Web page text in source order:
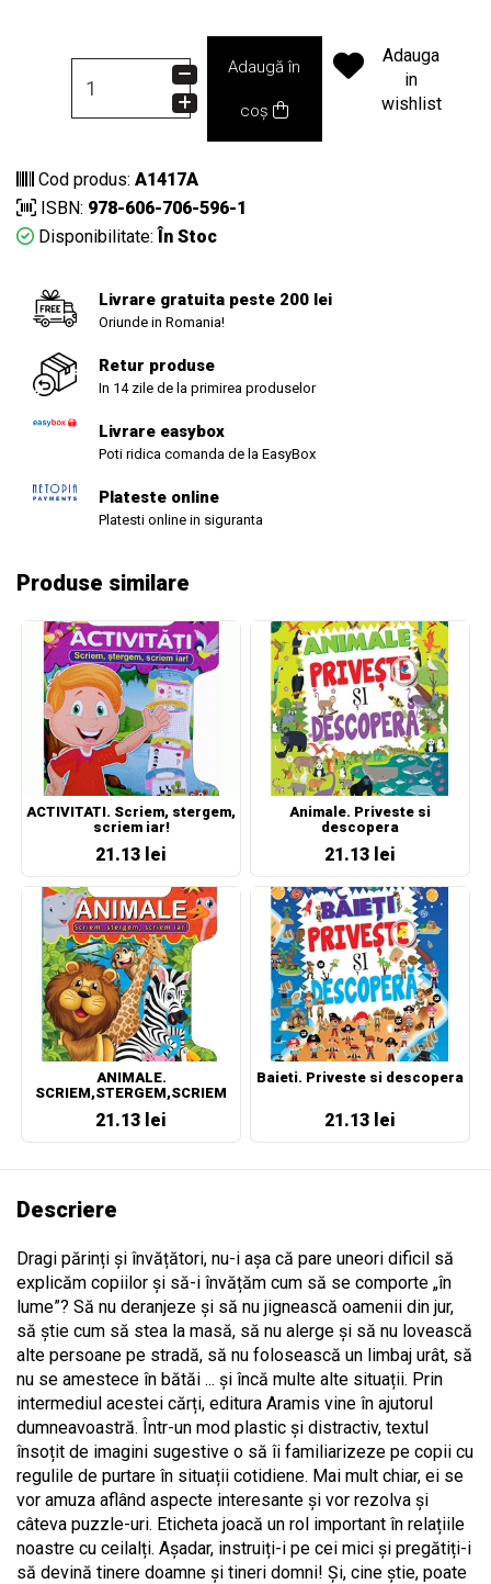
Adaugă în
coș
Adauga
in
wishlist
Cod produs: A1417A
ISBN: 978-606-706-596-1
Disponibilitate: În Stoc
Livrare gratuita peste 200 lei
Oriunde in Romania!
Retur produse
In 14 zile de la primirea produselor
Livrare easybox
Poti ridica comanda de la EasyBox
Plateste online
Platesti online in siguranta
Produse similare
ACTIVITATI. Scriem, stergem,
scriem iar!
21.13 lei
Animale. Priveste si
descopera
21.13 lei
ANIMALE.
SCRIEM,STERGEM,SCRIEM
21.13 lei
Baieti. Priveste si descopera
21.13 lei
Descriere
Dragi părinți și învățători, nu-i așa că pare uneori dificil să
explicăm copiilor și să-i învățăm cum să se comporte „în
lume”? Să nu deranjeze și să nu jignească oamenii din jur,
să știe cum să stea la masă, să nu alerge și să nu lovească
alte persoane pe stradă, să nu folosească un limbaj urât, să
nu se amestece în bătăi ... și încă multe alte situații. Prin
intermediul acestei cărți, editura Aramis vine în ajutorul
dumneavoastră. Într-un mod plastic și distractiv, textul
însoțit de imagini sugestive o să îi familiarizeze pe copii cu
regulile de purtare în situații cotidiene. Mai mult chiar, ei se
vor amuza aflând aspecte interesante și vor rezolva și
câteva puzzle-uri. Eticheta joacă un rol important în relațiile
noastre cu ceilalți. Așadar, instruiți-i pe cei mici și pregătiți-i
să devină tinere doamne și tineri domni! Și, cine știe, poate